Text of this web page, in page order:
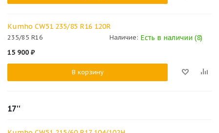
Kumho CW51 235/85 R16 120R
235/85 R16 Наличие: Есть в наличии (8)
15 900 ₽
В корзину
17''